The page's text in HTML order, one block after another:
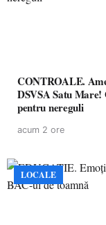
CONTROALE.
DSVSA Satu Mare!
pentru nereguli
acum 2 ore
LOCALE